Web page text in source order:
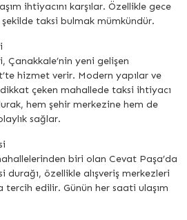
ihtiyacını karşılar. Özellikle gece
taksi bulmak mümkündür.
Çanakkale’nin yeni gelişen
hizmet verir. Modern yapılar ve
çeken mahallede taksi ihtiyacı
hem şehir merkezine hem de
sağlar.
biri olan Cevat Paşa’da
durağı, özellikle alışveriş merkezleri
tercih edilir. Günün her saati ulaşım